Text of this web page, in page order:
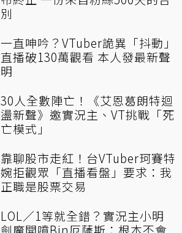
別
一直呻吟？VTuber詭異「抖動」
直播破130萬觀看 本人發最新聲
明
30人全數陣亡！《艾恩葛朗特迴
盪新聲》邀實況主、VT挑戰「死
亡模式」
靠聊股市走紅！台VTuber珂賽特
婉拒觀眾「直播看盤」要求：我
正職是股票交易
LOL／1等就全錯？實況主小明
劍魔開噴Bin厄薩斯：根本不會